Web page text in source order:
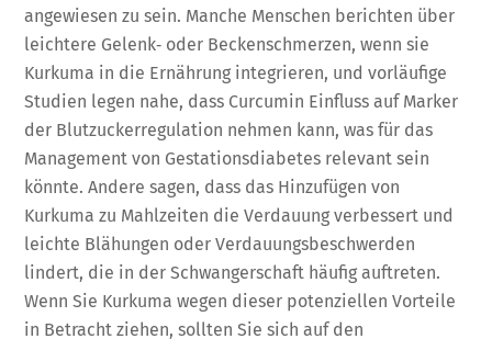
angewiesen zu sein. Manche Menschen berichten über
leichtere Gelenk‑ oder Beckenschmerzen, wenn sie
Kurkuma in die Ernährung integrieren, und vorläufige
Studien legen nahe, dass Curcumin Einfluss auf Marker
der Blutzuckerregulation nehmen kann, was für das
Management von Gestationsdiabetes relevant sein
könnte. Andere sagen, dass das Hinzufügen von
Kurkuma zu Mahlzeiten die Verdauung verbessert und
leichte Blähungen oder Verdauungsbeschwerden
lindert, die in der Schwangerschaft häufig auftreten.
Wenn Sie Kurkuma wegen dieser potenziellen Vorteile
in Betracht ziehen, sollten Sie sich auf den